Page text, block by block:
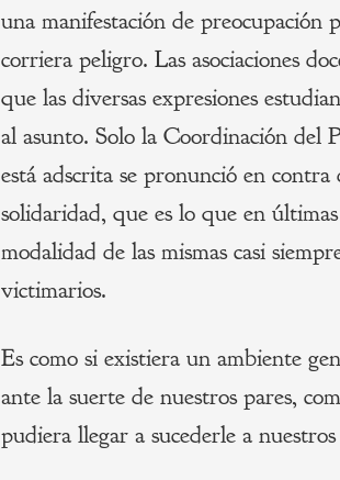
una manifestación de preocupación
corriera peligro. Las asociaciones
que las diversas expresiones
al asunto. Solo la Coordinación
está adscrita se pronunció en contra
solidaridad, que es lo que en
modalidad de las mismas casi
victimarios.
Es como si existiera un ambiente
ante la suerte de nuestros pares,
pudiera llegar a sucederle a